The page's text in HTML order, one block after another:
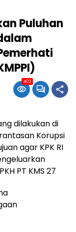
Puluhan
402
dilakukan di
Korupsi
agar KPK RI
PT KMS 27